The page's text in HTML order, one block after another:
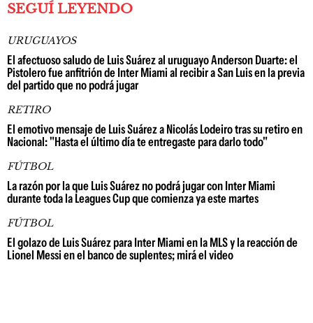
SEGUÍ LEYENDO
URUGUAYOS
El afectuoso saludo de Luis Suárez al uruguayo Anderson Duarte: el
Pistolero fue anfitrión de Inter Miami al recibir a San Luis en la previa
del partido que no podrá jugar
RETIRO
El emotivo mensaje de Luis Suárez a Nicolás Lodeiro tras su retiro en
Nacional: "Hasta el último día te entregaste para darlo todo"
FÚTBOL
La razón por la que Luis Suárez no podrá jugar con Inter Miami
durante toda la Leagues Cup que comienza ya este martes
FÚTBOL
El golazo de Luis Suárez para Inter Miami en la MLS y la reacción de
Lionel Messi en el banco de suplentes; mirá el video